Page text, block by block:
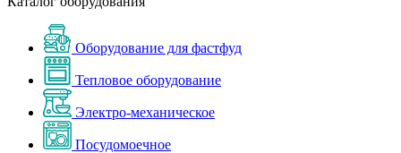
Оборудование для фастфуд
Тепловое оборудование
Электро-механическое
Посудомоечное